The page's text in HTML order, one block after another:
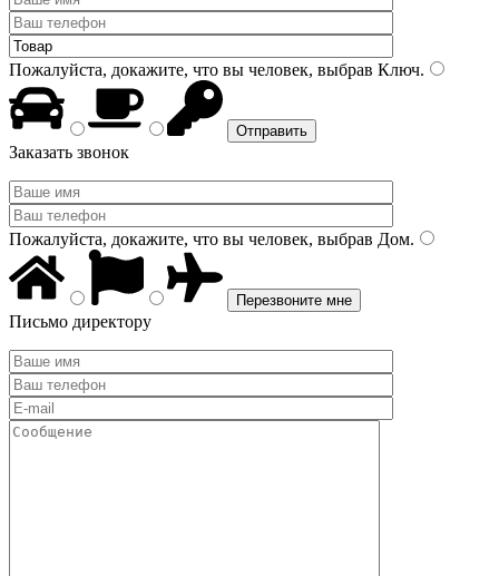
Пожалуйста, докажите, что вы человек, выбрав Ключ.
Заказать звонок
Пожалуйста, докажите, что вы человек, выбрав Дом.
Письмо директору